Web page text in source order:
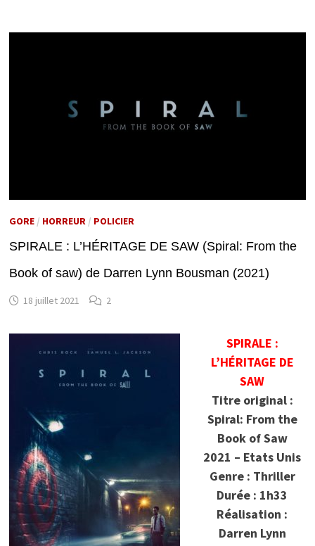
GORE/ HORREUR/ POLICIER
SPIRALE : L’HÉRITAGE DE SAW (Spiral: From the
Book of saw) de Darren Lynn Bousman (2021)
18 juillet 2021 2
SPIRALE :
L’HÉRITAGE DE
SAW
Titre original :
Spiral: From the
Book of Saw
2021 – Etats Unis
Genre : Thriller
Durée : 1h33
Réalisation :
Darren Lynn